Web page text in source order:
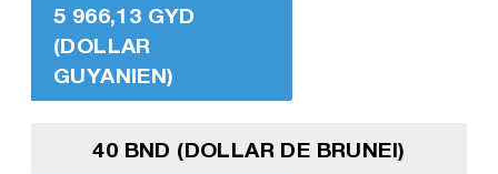
5 966,13 GYD
(DOLLAR
GUYANIEN)
40 BND (DOLLAR DE BRUNEI)